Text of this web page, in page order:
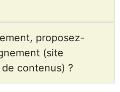
proposez-
(site
contenus) ?